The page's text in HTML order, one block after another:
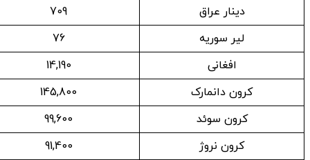
دینار عراق
لیر سوریه
افغانی
14,190
کرون دانمارک
145,800
کرون سوئد
99,600
کرون نروژ
91,400